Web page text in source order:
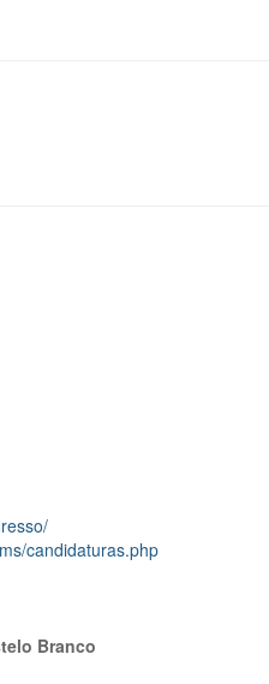
candidaturas.php
Branco